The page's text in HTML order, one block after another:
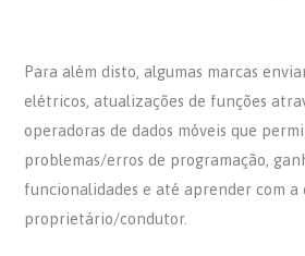
Para além disto, algumas marcas
elétricos, atualizações de funções
operadoras de dados móveis que
problemas/erros de programação,
funcionalidades e até aprender com a
proprietário/condutor.